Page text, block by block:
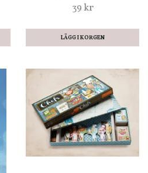
39 kr
LÄGG I KORGEN